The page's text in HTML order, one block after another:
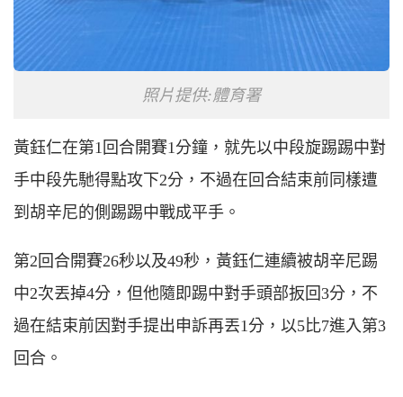
照片提供:體育署
黃鈺仁在第1回合開賽1分鐘，就先以中段旋踢踢中對
手中段先馳得點攻下2分，不過在回合結束前同樣遭
到胡辛尼的側踢踢中戰成平手。
第2回合開賽26秒以及49秒，黃鈺仁連續被胡辛尼踢
中2次丟掉4分，但他隨即踢中對手頭部扳回3分，不
過在結束前因對手提出申訴再丟1分，以5比7進入第3
回合。